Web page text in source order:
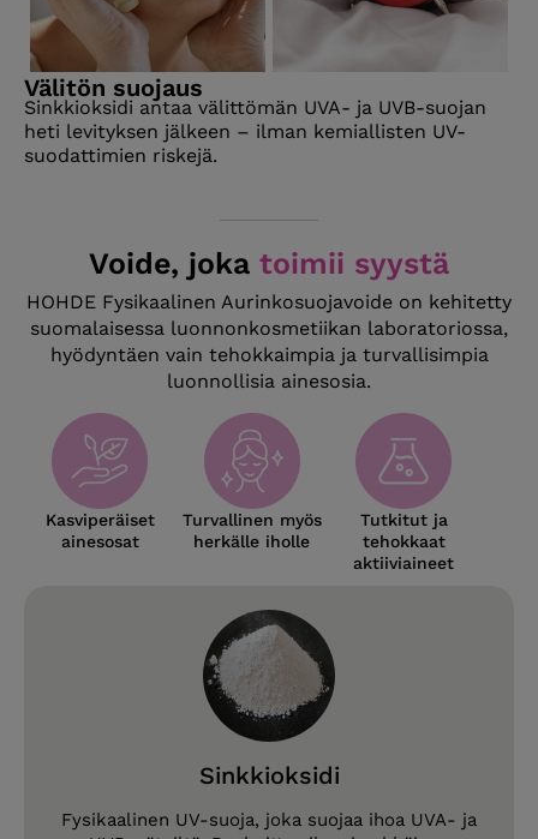
Välitön suojaus
Sinkkioksidi antaa välittömän UVA- ja UVB-suojan
heti levityksen jälkeen – ilman kemiallisten UV-
suodattimien riskejä.
Voide, joka toimii syystä
HOHDE Fysikaalinen Aurinkosuojavoide on kehitetty
suomalaisessa luonnonkosmetiikan laboratoriossa,
hyödyntäen vain tehokkaimpia ja turvallisimpia
luonnollisia ainesosia.
Kasviperäiset
ainesosat
Turvallinen myös
herkälle iholle
Tutkitut ja
tehokkaat
aktiiviaineet
Sinkkioksidi
Fysikaalinen UV-suoja, joka suojaa ihoa UVA- ja